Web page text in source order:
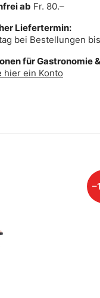
ab Fr. 80.–
Liefertermin:
bei Bestellungen
für Gastronomie
hier ein Konto